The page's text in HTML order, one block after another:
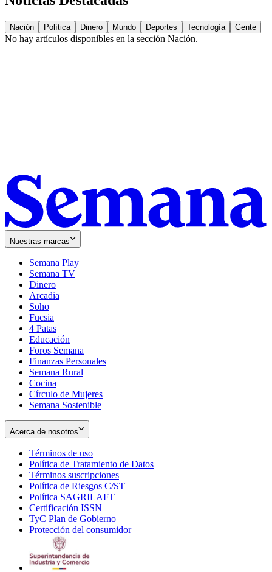
Nación Política Dinero Mundo Deportes Tecnología Gente
No hay artículos disponibles en la sección Nación.
Nuestras marcas
Semana Play
Semana TV
Dinero
Arcadia
Soho
in
new
window
Fucsia
in
new
window
4 Patas
Educación
Foros Semana
Finanzas Personales
Semana Rural
Cocina
Círculo de Mujeres
Semana Sostenible
Acerca de nosotros
Términos de uso
in
new
window
Política de Tratamiento de Datos
Términos suscripciones
in
Política de Riesgos C/ST
Política SAGRILAFT
new
window
Certificación ISSN
in
new
TyC Plan de Gobierno
in
Protección del consumidorOpens